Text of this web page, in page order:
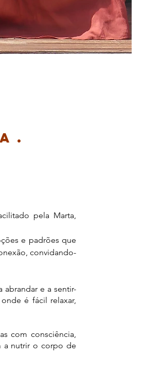
.
pela Marta,
e padrões que
convidando-
e a sentir-
é fácil relaxar,
com consciência,
a nutrir o corpo de